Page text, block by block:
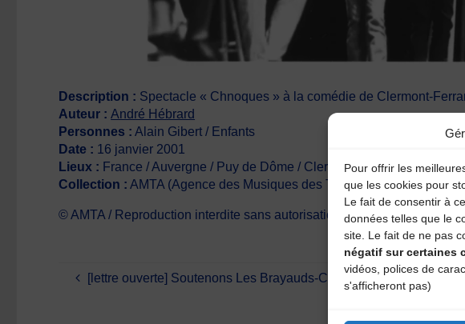
Pour offrir les
que les cookies pour
Le fait de consentir à
données telles que le
site. Le fait de ne pas
négatif sur certaines
vidéos, polices de
s'afficheront pas)
Description : Spectacle « Chnoques » à la comédie de Clermont-
Auteur :André Hébrard
Personnes : Alain Gibert / Enfants
Date : 16 janvier 2001
Lieux : France / Auvergne / Puy de Dôme / Clermont-Ferrand /
Collection : AMTA (Agence des Musiques des Territoires d’Auvergne)
© AMTA / Reproduction interdite sans autorisation écrite
[lettre ouverte] Soutenons Les Brayauds-CDMDT63